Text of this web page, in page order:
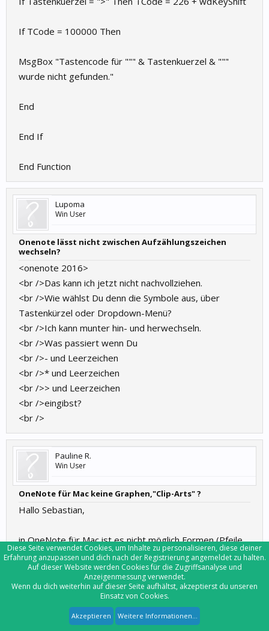
If TCode = 100000 Then
MsgBox "Tastencode für """ & Tastenkuerzel & """
wurde nicht gefunden."
End
End If
End Function
Lupoma
Win User
Onenote lässt nicht zwischen Aufzählungszeichen
wechseln?
<onenote 2016>
<br />Das kann ich jetzt nicht nachvollziehen.
<br />Wie wählst Du denn die Symbole aus, über
Tastenkürzel oder Dropdown-Menü?
<br />Ich kann munter hin- und herwechseln.
<br />Was passiert wenn Du
<br />- und Leerzeichen
<br />* und Leerzeichen
<br />> und Leerzeichen
<br />eingibst?
<br />
Pauline R.
Win User
OneNote für Mac keine Graphen,"Clip-Arts" ?
Hallo Sebastian,
in OneNote für Mac ist es nicht möglich Formen (Pfeile,
Kreise etc.) einzufügen. Wenn du möchtest, dass dies
geändert wird, gib deine Stimme bitte hier ab:
https://onenote.uservoice.com/forums/327165-
onenote-for-mac/suggestions/6158389-mac-drawing-
Diese Seite verwendet Cookies, um Inhalte zu personalisieren, diese deiner
Erfahrung anzupassen und dich nach der Registrierung angemeldet zu halten.
Auf dieser Website werden Cookies für die Zugriffsanalyse und
Anzeigenmessung verwendet.
Wenn du dich weiterhin auf dieser Seite aufhältst, akzeptierst du unseren
Einsatz von Cookies.
Akzeptieren Weitere Informationen...